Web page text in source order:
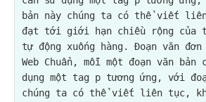
bản này chúng ta có thể viết
đạt tới giới hạn chiều rộng của
tự động xuống hàng. Đoạn văn
Web Chuẩn, mỗi một đoạn văn bản
dụng một tag p tương ứng, với
chúng ta có thể viết liên tục,